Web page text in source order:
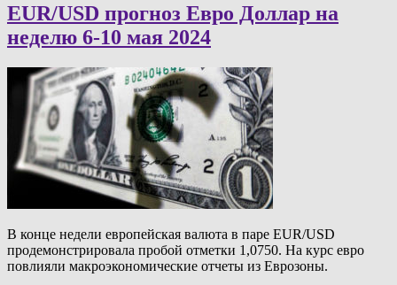
EUR/USD прогноз Евро Доллар на
неделю 6-10 мая 2024
В конце недели европейская валюта в паре EUR/USD
продемонстрировала пробой отметки 1,0750. На курс евро
повлияли макроэкономические отчеты из Еврозоны.